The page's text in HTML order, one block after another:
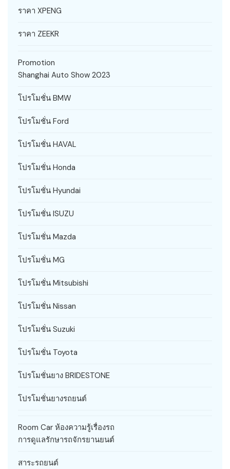
ราคา XPENG
ราคา ZEEKR
Promotion
Shanghai Auto Show 2023
โปรโมชั่น BMW
โปรโมชั่น Ford
โปรโมชั่น HAVAL
โปรโมชั่น Honda
โปรโมชั่น Hyundai
โปรโมชั่น ISUZU
โปรโมชั่น Mazda
โปรโมชั่น MG
โปรโมชั่น Mitsubishi
โปรโมชั่น Nissan
โปรโมชั่น Suzuki
โปรโมชั่น Toyota
โปรโมชั่นยาง BRIDESTONE
โปรโมชั่นยางรถยนต์
Room Car ห้องความรู้เรื่องรถ
การดูแลรักษารถจักรยานยนต์
สาระรถยนต์